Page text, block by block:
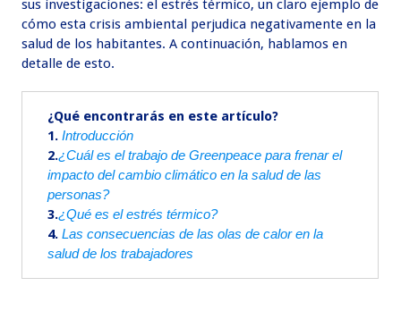
sus investigaciones: el estrés térmico, un claro ejemplo de
cómo esta crisis ambiental perjudica negativamente en la
salud de los habitantes. A continuación, hablamos en
detalle de esto.
¿Qué encontrarás en este artículo?
1.Introducción
2.¿Cuál es el trabajo de Greenpeace para frenar el
impacto del cambio climático en la salud de las
personas?
3.¿Qué es el estrés térmico?
4.Las consecuencias de las olas de calor en la
salud de los trabajadores